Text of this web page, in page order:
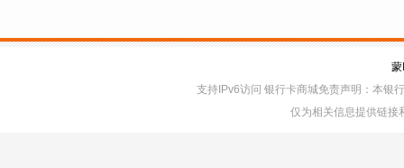
支持IPv6访问 银行卡商城免责声明：本银
仅为相关信息提供链接